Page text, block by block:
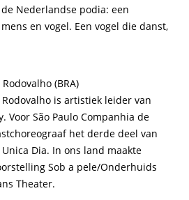
Nederlandse podia: een
en vogel. Een vogel die danst,
(BRA)
is artistiek leider van
Voor São Paulo Companhia de
het derde deel van
Dia. In ons land maakte
Sob a pele/Onderhuids
Theater.